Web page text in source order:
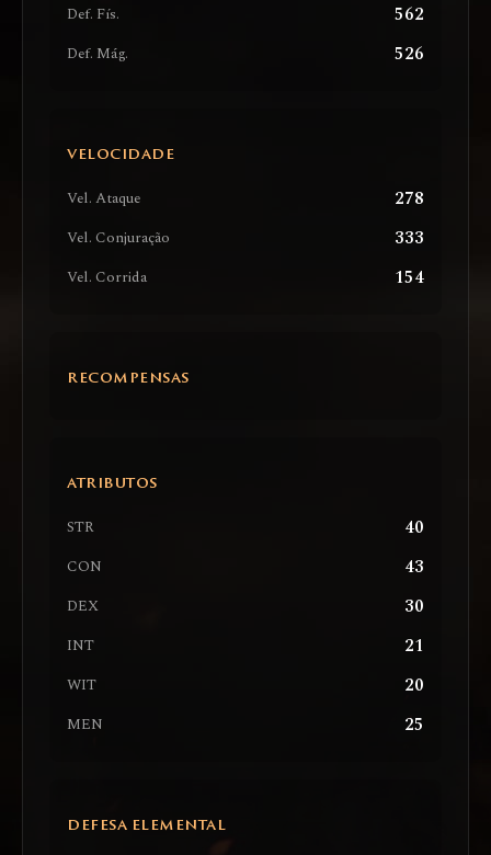
Def. Fís. 562
Def. Mág. 526
VELOCIDADE
Vel. Ataque 278
Vel. Conjuração 333
Vel. Corrida 154
RECOMPENSAS
ATRIBUTOS
STR 40
CON 43
DEX 30
INT 21
WIT 20
MEN 25
DEFESA ELEMENTAL